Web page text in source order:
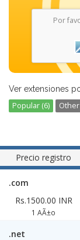
Por
Ver extensiones
Popular (6) Other
Precio registro
.com
Rs.1500.00 INR
1 AÃ±o
.net